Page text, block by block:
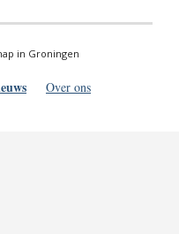
in Groningen
Over ons